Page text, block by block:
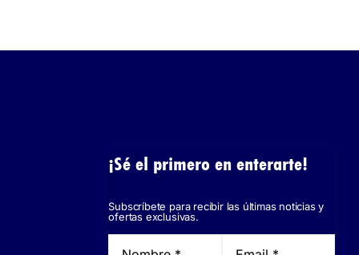
¡Sé el primero en enterarte!
Subscríbete para recibir las últimas noticias y
ofertas exclusivas.